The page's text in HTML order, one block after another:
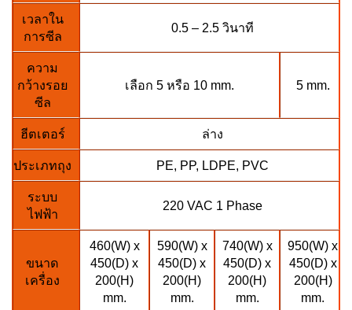
เวลาใน
การซีล
0.5 – 2.5 วินาที
ความ
กว้างรอย
ซีล
เลือก 5 หรือ 10 mm. 5 mm.
ฮีตเตอร์ ล่าง
ประเภทถุง PE, PP, LDPE, PVC
ระบบ
ไฟฟ้า
220 VAC 1 Phase
ขนาด
เครื่อง
460(W) x
450(D) x
200(H)
mm.
590(W) x
450(D) x
200(H)
mm.
740(W) x
450(D) x
200(H)
mm.
950(W) x
450(D) x
200(H)
mm.